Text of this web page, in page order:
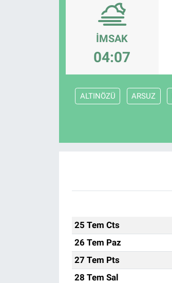
İMSAK
04:07
ALTINÖZÜ ARSUZ
25 Tem Cts
26 Tem Paz
27 Tem Pts
28 Tem Sal
Bilim ve Teknoloji